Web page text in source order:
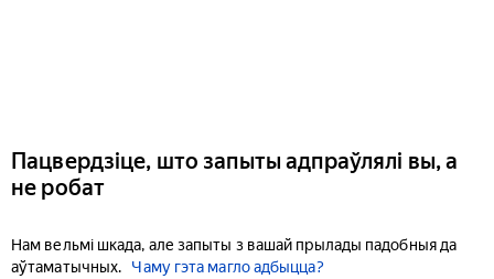
Пацвердзіце, што запыты адпраўлялі вы, а
не робат
Нам вельмі шкада, але запыты з вашай прылады падобныя да
аўтаматычных.
Чаму гэта магло адбыцца?